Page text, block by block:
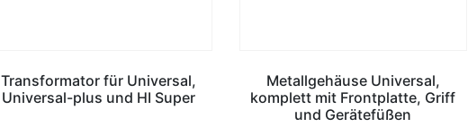
Transformator für Universal,
Universal-plus und HI Super
Metallgehäuse Universal,
komplett mit Frontplatte, Griff
und Gerätefüßen